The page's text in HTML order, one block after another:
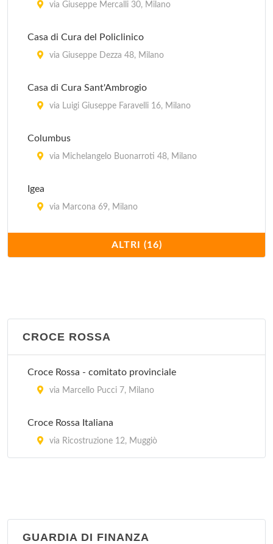
via Giuseppe Mercalli 30, Milano
Casa di Cura del Policlinico
via Giuseppe Dezza 48, Milano
Casa di Cura Sant'Ambrogio
via Luigi Giuseppe Faravelli 16, Milano
Columbus
via Michelangelo Buonarroti 48, Milano
Igea
via Marcona 69, Milano
Istituto Clinico Humanitas
via Alessandro Manzoni 56, Rozzano
La Madonnina (clinica polispecialistica)
San Babila Day Hospital
San Camillo
via Mauro Macchi 5, Milano
ALTRI (16)
CROCE ROSSA
Croce Rossa - comitato provinciale
via Marcello Pucci 7, Milano
Croce Rossa Italiana
via Ricostruzione 12, Muggiò
GUARDIA DI FINANZA